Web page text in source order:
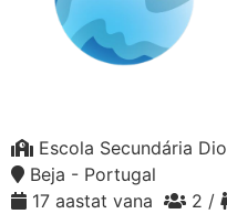
Escola Secundária
Beja - Portugal
17 aastat vana
2 /